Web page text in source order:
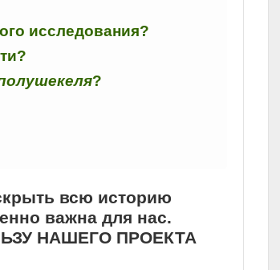
исследования?
?
всю историю
важна для нас.
НАШЕГО ПРОЕКТА